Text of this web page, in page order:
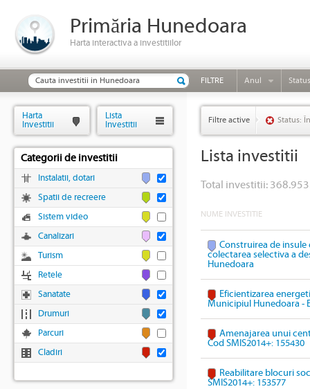
Primăria Hunedoara
Harta interactiva a investitiilor
FILTRE Anul Status
Filtre active Status:
Lista investitii
Total investitii:
NUME INVESTITIE
Construirea de
colectarea selectiva a
Hunedoara
Eficientizarea
Municipiul Hunedoara -
Amenajarea unui
Cod SMIS2014+: 155430
Reabilitare blocuri
SMIS2014+: 153577
Harta
Investitii
Lista
Investitii
Categorii de investitii
Instalatii, dotari
Spatii de recreere
Sistem video
Canalizari
Turism
Retele
Sanatate
Drumuri
Parcuri
Cladiri